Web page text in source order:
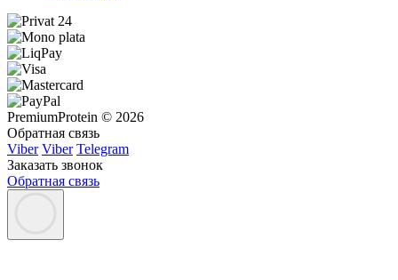
PremiumProtein © 2026
Обратная связь
Viber Viber Telegram
Заказать звонок
Обратная связь